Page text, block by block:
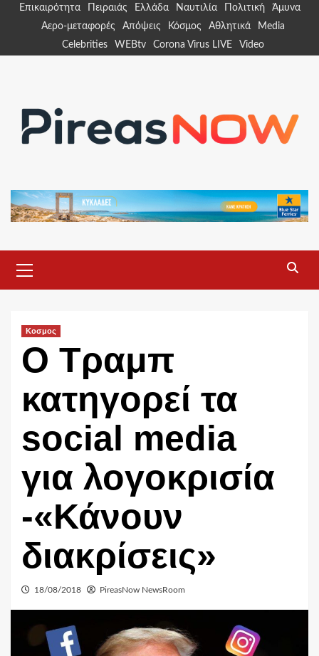
Επικαιρότητα Πειραιάς Ελλάδα Ναυτιλία Πολιτική
Άμυνα
Αερο-μεταφορές
Απόψεις Κόσμος Αθλητικά
Media
Celebrities
WEBtv Corona Virus LIVE Video
Menu
Κοσμος
Ο Τραμπ
κατηγορεί τα
social media
για λογοκρισία
-«Κάνουν
διακρίσεις»
18/08/2018 PireasNow NewsRoom